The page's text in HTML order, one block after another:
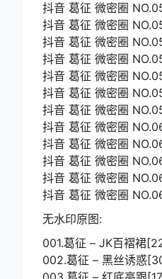
抖音 葛征 微密圈
抖音 葛征 微密圈
抖音 葛征 微密圈
抖音 葛征 微密圈
抖音 葛征 微密圈
抖音 葛征 微密圈
抖音 葛征 微密圈
抖音 葛征 微密圈
抖音 葛征 微密圈
抖音 葛征 微密圈
抖音 葛征 微密圈
抖音 葛征 微密圈
无水印原图:
001.葛征 – JK百褶裙
002.葛征 – 黑丝诱惑